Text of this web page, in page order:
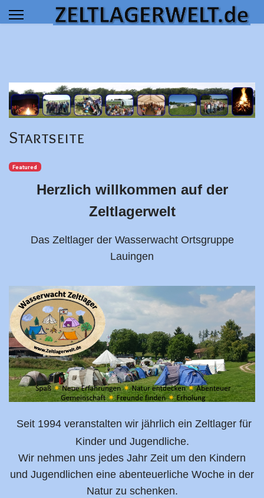
Startseite
Featured
Herzlich willkommen auf der
Zeltlagerwelt
Das Zeltlager der Wasserwacht Ortsgruppe
Lauingen
Seit 1994 veranstalten wir jährlich ein Zeltlager für
Kinder und Jugendliche.
Wir nehmen uns jedes Jahr Zeit um den Kindern
und Jugendlichen eine abenteuerliche Woche in der
Natur zu schenken.